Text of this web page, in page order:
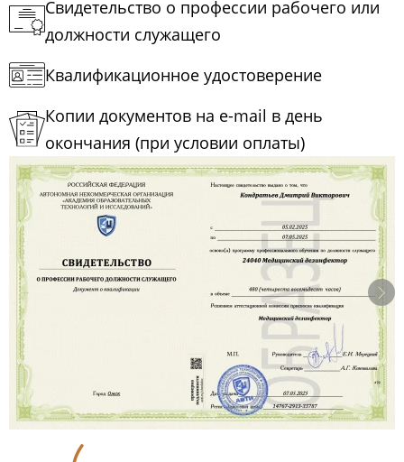
Свидетельство о профессии рабочего или
должности служащего
Квалификационное удостоверение
Копии документов на e-mail в день
окончания (при условии оплаты)